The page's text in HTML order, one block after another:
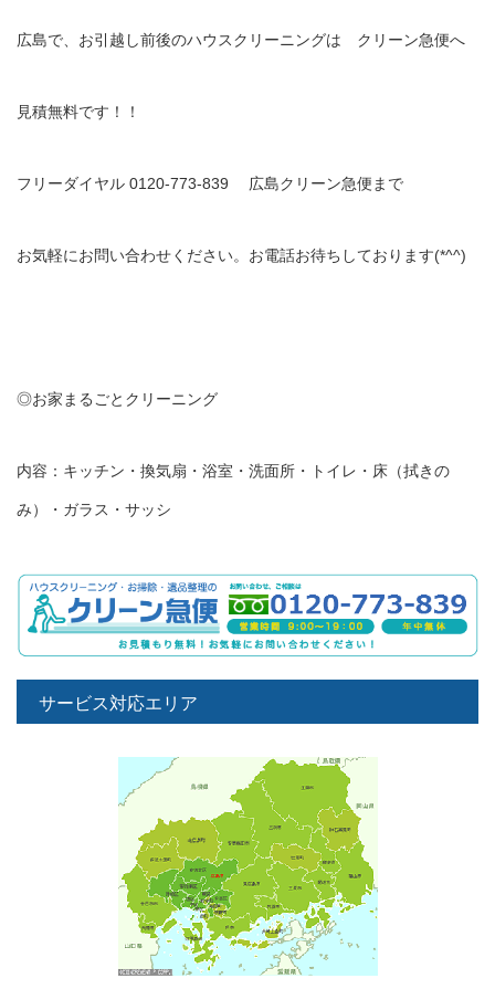
広島で、お引越し前後のハウスクリーニングは クリーン急便へ
見積無料です！！
フリーダイヤル 0120-773-839 広島クリーン急便まで
お気軽にお問い合わせください。お電話お待ちしております(*^^)
◎お家まるごとクリーニング
内容：キッチン・換気扇・浴室・洗面所・トイレ・床（拭きの
み）・ガラス・サッシ
サービス対応エリア